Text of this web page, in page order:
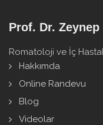
Prof. Dr.
Romatoloji ve İç
Hakkımda
Online Randevu
Blog
Videolar